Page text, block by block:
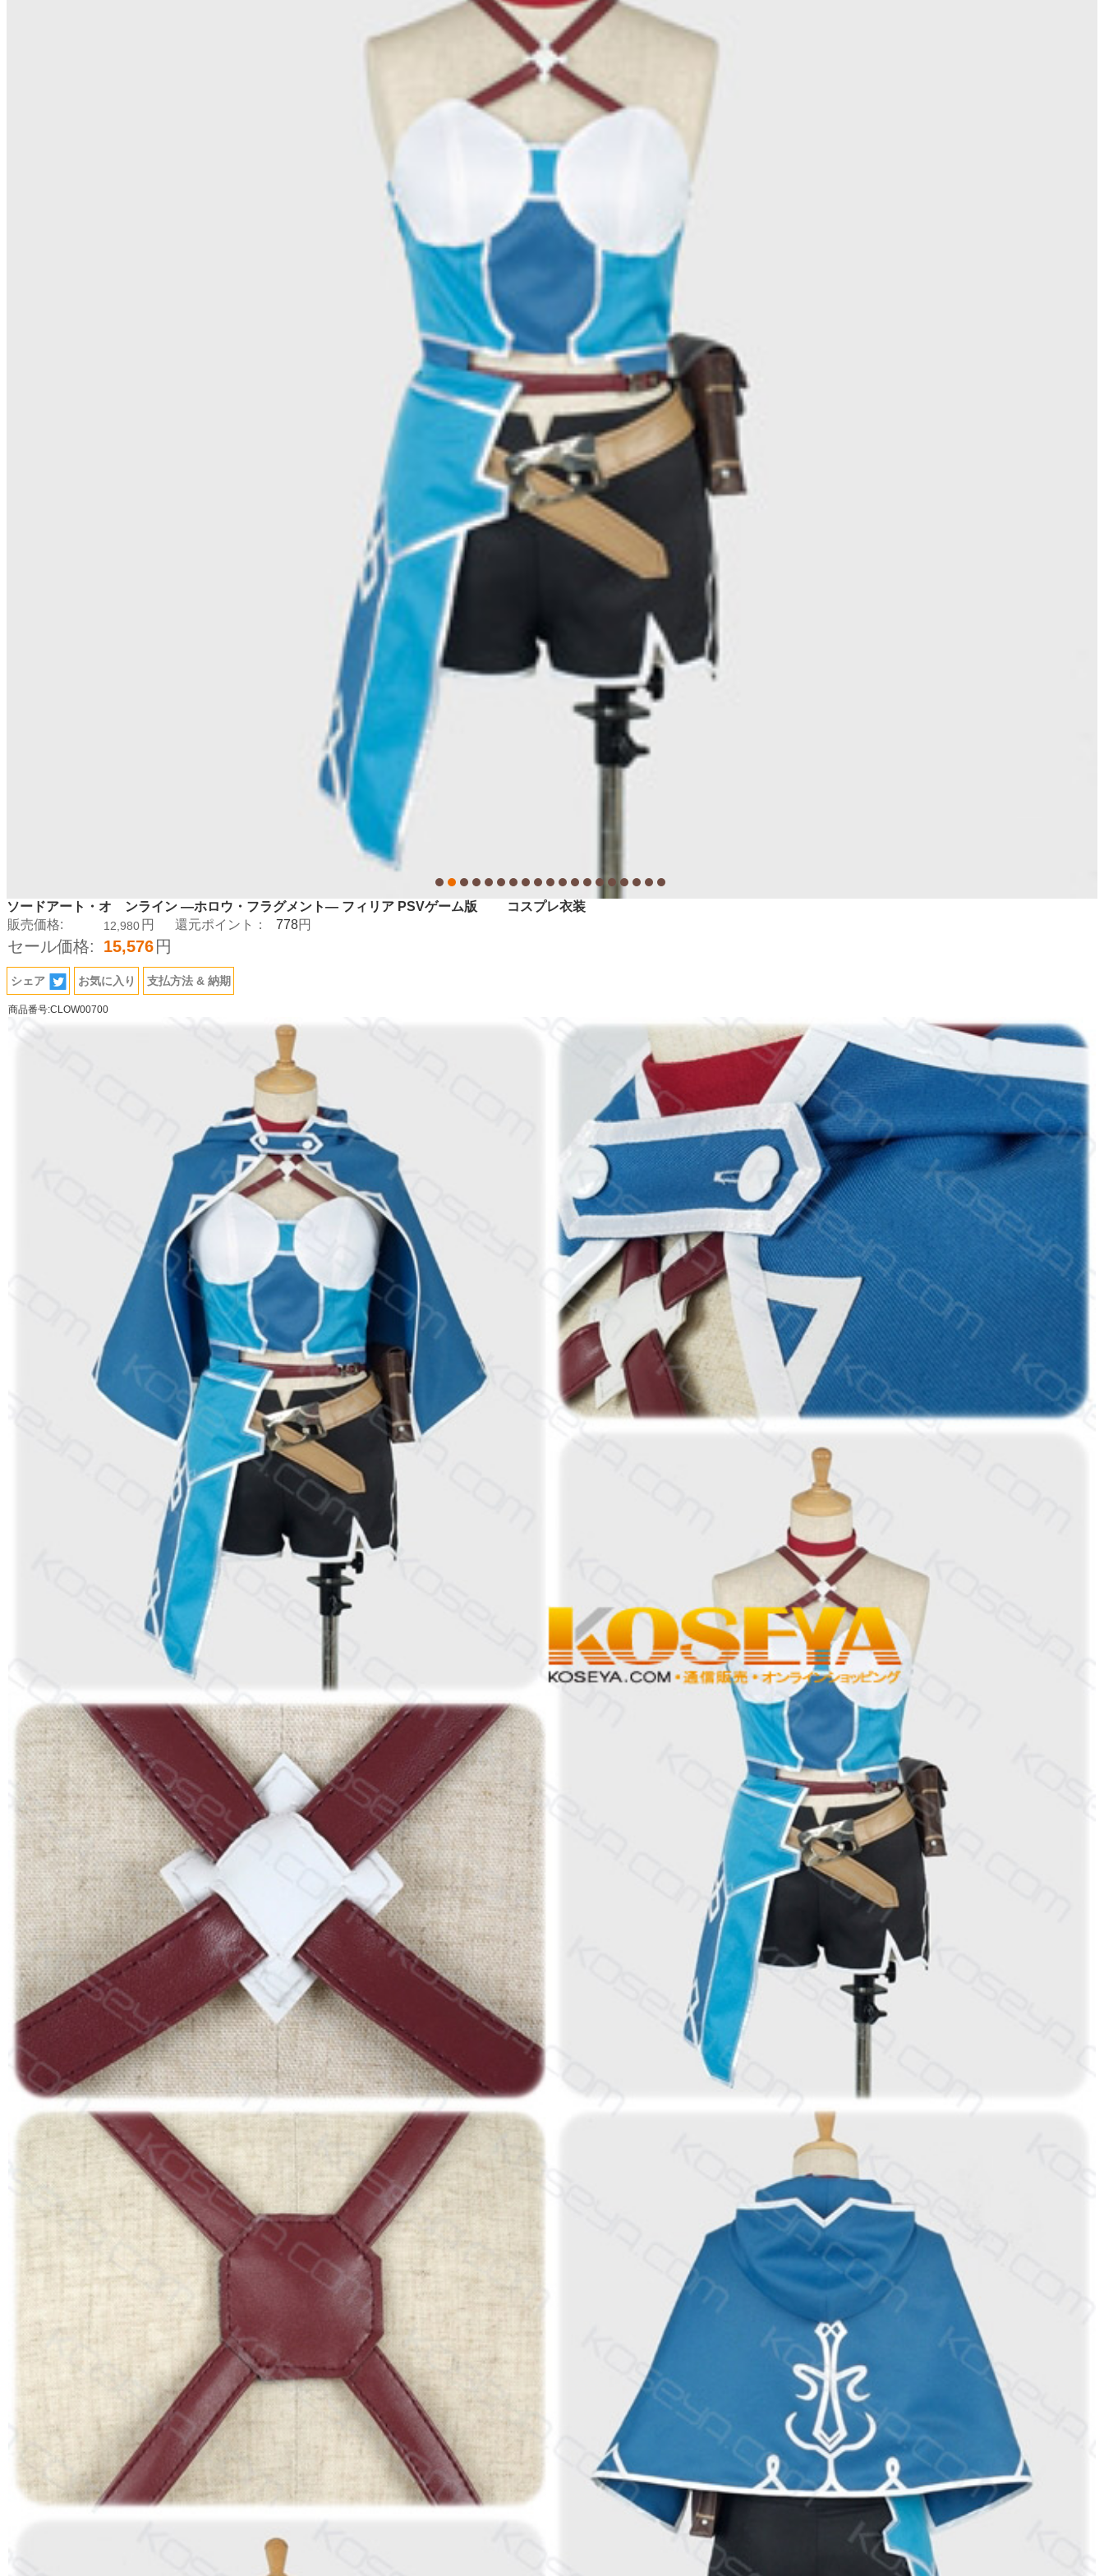
ソードアート・オ ンライン ―ホロウ・フラグメント― フィリア PSVゲーム版 コスプレ衣装
販売価格:
12,980 円 還元ポイント： 778円
セール価格: 15,576 円
シェア お気に入り 支払方法 & 納期
商品番号:CLOW00700